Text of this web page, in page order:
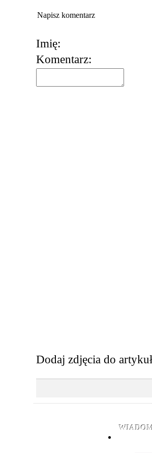
Napisz komentarz
Imię:
Komentarz:
Dodaj zdjęcia do